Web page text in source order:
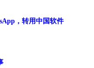
，转用中国软件